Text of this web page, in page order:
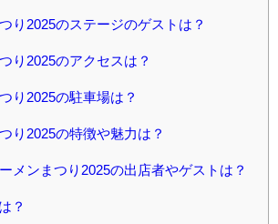
り2025のステージのゲストは？
り2025のアクセスは？
り2025の駐車場は？
り2025の特徴や魅力は？
メンまつり2025の出店者やゲストは？
？